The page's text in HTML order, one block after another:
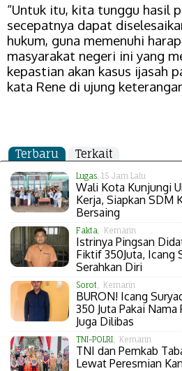
“Untuk itu, kita tunggu hasil
secepatnya dapat
hukum, guna memenuhi
masyarakat negeri ini yang
kepastian akan kasus ijasah
kata Rene di ujung
Terbaru Terkait
Lugas, 15 Jam Lalu
Wali Kota Kunjungi
Kerja, Siapkan SDM
Bersaing
Fakta, Kemarin
Istrinya Pingsan
Fiktif 350Juta, Icang
Serahkan Diri
Sorot, Kemarin
BURON! Icang
350 Juta Pakai
Juga Dilibas
TNI-POLRI, Kemarin
TNI dan Pemkab
Lewat Peresmian